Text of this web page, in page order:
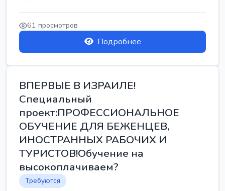
61 просмотров
Подробнее
ВПЕРВЫЕ В ИЗРАИЛЕ!
Специальный
проект:ПРОФЕССИОНАЛЬНОЕ
ОБУЧЕНИЕ ДЛЯ БЕЖЕНЦЕВ,
ИНОСТРАННЫХ РАБОЧИХ И
ТУРИСТОВ!Обучение на
высокоплачиваем?
Требуются